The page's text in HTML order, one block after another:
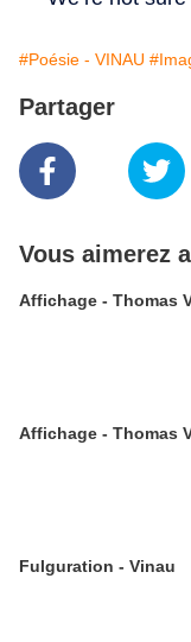
#Poésie - VINAU
Partager
Vous aimerez
Affichage - Thomas
Affichage - Thomas
Fulguration - Vinau